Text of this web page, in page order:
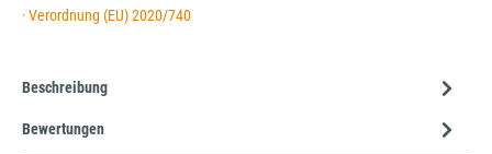
· Verordnung (EU) 2020/740
Beschreibung
Bewertungen